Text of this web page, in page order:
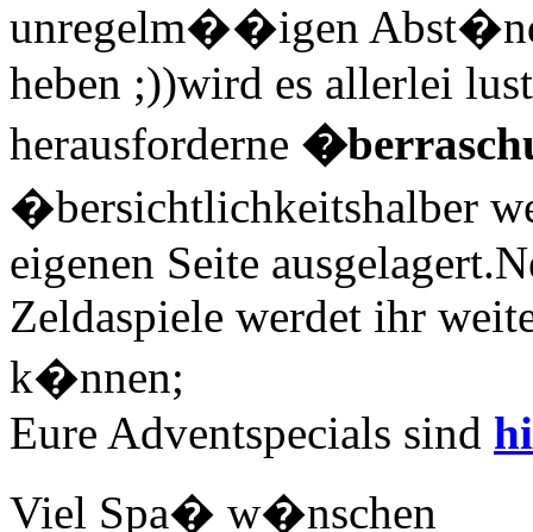
unregelm��igen
heben ;))wird es allerlei
herausforderne
�bersichtlichkeitshalber
eigenen Seite
Zeldaspiele werdet ihr
k�nnen;
Eure Adventspecials sind
Viel Spa� w�nschen